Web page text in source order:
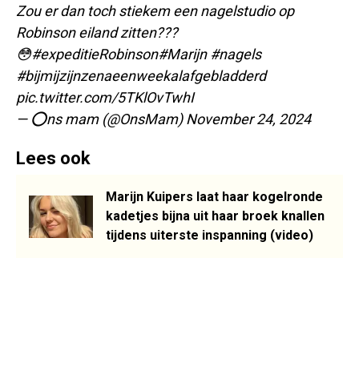
Zou er dan toch stiekem een nagelstudio op
Robinson eiland zitten???
😳#expeditieRobinson#Marijn #nagels
#bijmijzijnzenaeenweekalafgebladderd
pic.twitter.com/5TKlOvTwhI
— ⭕️ns mam (@OnsMam)November 24, 2024
Lees ook
Marijn Kuipers laat haar kogelronde
kadetjes bijna uit haar broek knallen
tijdens uiterste inspanning (video)